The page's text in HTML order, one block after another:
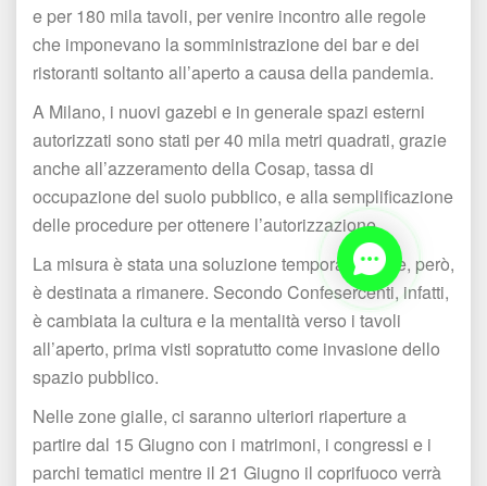
e per 180 mila tavoli, per venire incontro alle regole
che imponevano la somministrazione dei bar e dei
ristoranti soltanto all’aperto a causa della pandemia.
A Milano, i nuovi gazebi e in generale spazi esterni
autorizzati sono stati per 40 mila metri quadrati, grazie
anche all’azzeramento della Cosap, tassa di
occupazione del suolo pubblico, e alla semplificazione
delle procedure per ottenere l’autorizzazione.
La misura è stata una soluzione temporanea che, però,
è destinata a rimanere. Secondo Confesercenti, infatti,
è cambiata la cultura e la mentalità verso i tavoli
all’aperto, prima visti sopratutto come invasione dello
pazio pubblico.
Nelle zone gialle, ci saranno ulteriori riaperture a
partire dal 15 Giugno con i matrimoni, i congressi e i
parchi tematici mentre il 21 Giugno il coprifuoco verrà